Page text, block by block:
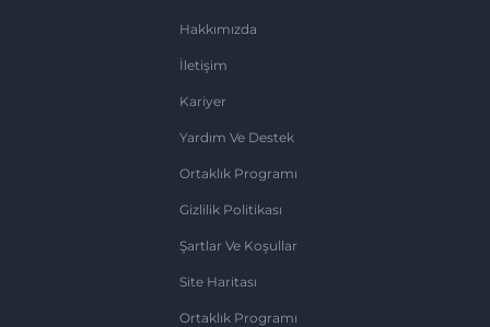
Hakkımızda
İletişim
Kariyer
Yardım Ve Destek
Ortaklık Programı
Gizlilik Politikası
Şartlar Ve Koşullar
Site Haritası
Ortaklık Programı